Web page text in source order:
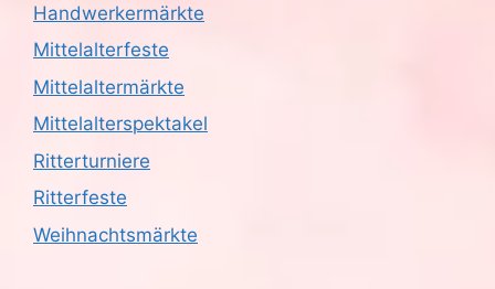
Handwerkermärkte
Mittelalterfeste
Mittelaltermärkte
Mittelalterspektakel
Ritterturniere
Ritterfeste
Weihnachtsmärkte